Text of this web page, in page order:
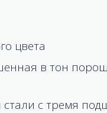
цвета
в тон
с тремя